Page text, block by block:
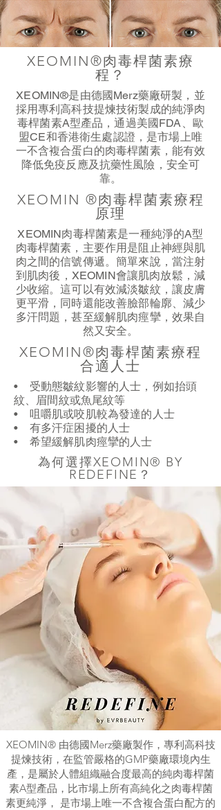
XEOMIN®肉毒桿菌素療
程？
XEOMIN®是由德國Merz藥廠研製，並
採用專利高科技提煉技術製成的純淨肉
毒桿菌素A型產品，通過美國FDA、歐
盟CE和香港衛生處認證，是市場上唯
一不含複合蛋白的肉毒桿菌素，能有效
降低免疫反應及抗藥性風險，安全可
靠。
XEOMIN ®肉毒桿菌素療程
原理
XEOMIN肉毒桿菌素是一種純淨的A型
肉毒桿菌素，主要作用是阻止神經與肌
肉之間的信號傳遞。簡單來說，當注射
到肌肉後，XEOMIN會讓肌肉放鬆，減
少收縮。這可以有效減淡皺紋，讓皮膚
更平滑，同時還能改善臉部輪廓、減少
多汗問題，甚至緩解肌肉痙攣，效果自
然又安全。
XEOMIN®肉毒桿菌素療程
合適人士
• 受動態皺紋影響的人士，例如抬頭
紋、眉間紋或魚尾紋等
• 咀嚼肌或咬肌較為發達的人士
• 有多汗症困擾的人士
• 希望緩解肌肉痙攣的人士
為何選擇XEOMIN® BY
REDEFINE？
XEOMIN® 由德國Merz藥廠製作，專利高科技
提煉技術，在監管嚴格的GMP藥廠環境內生
產，是屬於人體組織融合度最高的純肉毒桿菌
素A型產品，比市場上所有高純化之肉毒桿菌
素更純淨， 是市場上唯一不含複合蛋白配方的